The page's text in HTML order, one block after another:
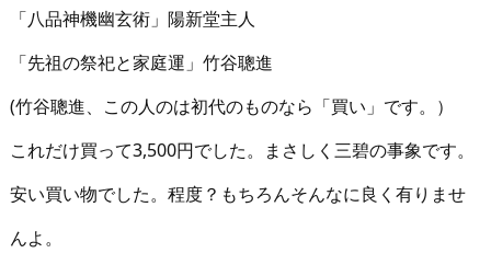
「八品神機幽玄術」陽新堂主人
「先祖の祭祀と家庭運」竹谷聰進
(竹谷聰進、この人のは初代のものなら「買い」です。）
これだけ買って3,500円でした。まさしく三碧の事象です。
安い買い物でした。程度？もちろんそんなに良く有りませ
んよ。